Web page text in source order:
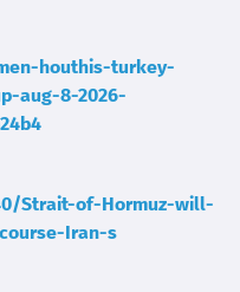
houthis-turkey-
aug-8-2026-
Strait-of-Hormuz-will-
Iran-s